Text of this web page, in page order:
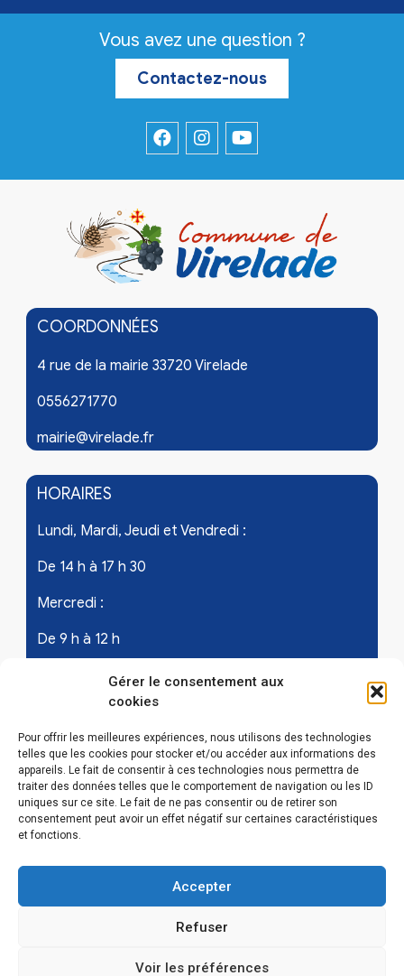
Gérer le consentement aux
cookies
Pour offrir les meilleures expériences, nous utilisons des technologies
telles que les cookies pour stocker et/ou accéder aux informations des
appareils. Le fait de consentir à ces technologies nous permettra de
traiter des données telles que le comportement de navigation ou les ID
uniques sur ce site. Le fait de ne pas consentir ou de retirer son
consentement peut avoir un effet négatif sur certaines caractéristiques
et fonctions.
Accepter
Refuser
Voir les préférences
Vous avez une question ?
Contactez-nous
COORDONNÉES
4 rue de la mairie 33720 Virelade
0556271770
mairie@virelade.fr
HORAIRES
Lundi, Mardi, Jeudi et Vendredi :
De 14 h à 17 h 30
Mercredi :
De 9 h à 12 h
Samedi - les 1er et 3ème de chaque mois :
De 9 h à 12 h
LIENS UTILES
Mentions légales
Politique de confidentialité
Politique de cookies (EU)